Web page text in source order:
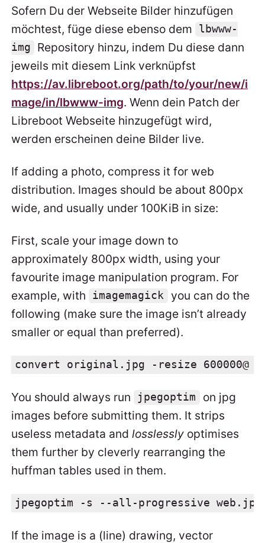
Sofern Du der Webseite Bilder hinzufügen
möchtest, füge diese ebenso dem
lbwww-
img
Repository hinzu, indem Du diese dann
jeweils mit diesem Link verknüpfst
https://av.libreboot.org/path/to/your/new/i
mage/in/lbwww-img. Wenn dein Patch der
Libreboot Webseite hinzugefügt wird,
werden erscheinen deine Bilder live.
If adding a photo, compress it for web
distribution. Images should be about 800px
wide, and usually under 100KiB in size:
First, scale your image down to
approximately 800px width, using your
favourite image manipulation program. For
example, with
imagemagick you can do the
following (make sure the image isn’t already
smaller or equal than preferred).
convert original.jpg -resize 600000@ -
You should always run jpegoptim
on jpg
images before submitting them. It strips
useless metadata andlosslessly optimises
them further by cleverly rearranging the
huffman tables used in them.
jpegoptim -s --all-progressive web.jpg
If the image is a (line) drawing, vector